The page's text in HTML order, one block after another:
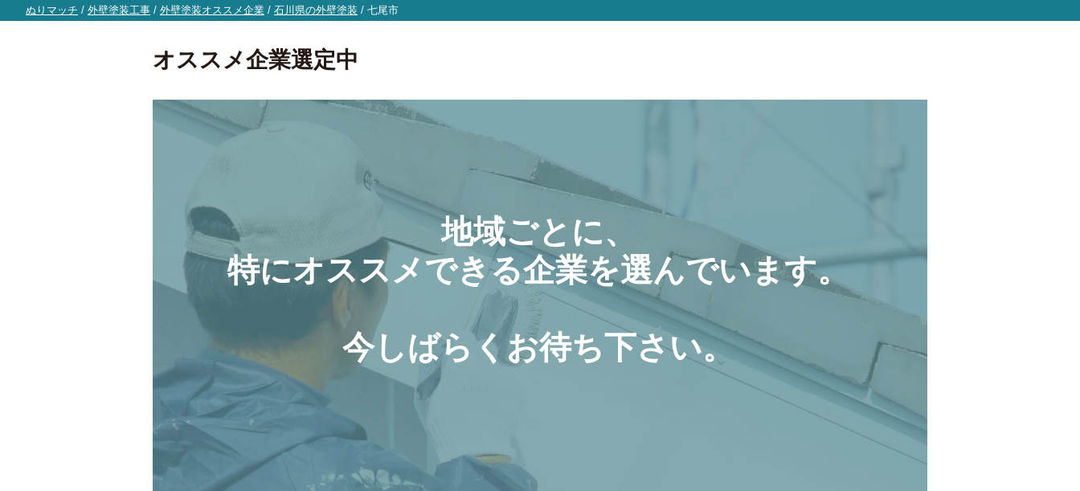
ぬりマッチ / 外壁塗装工事 / 外壁塗装オススメ企業 / 石川県の外壁塗装 / 七尾市
オススメ企業選定中
地域ごとに、
特にオススメできる企業を選んでいます。
今しばらくお待ち下さい。